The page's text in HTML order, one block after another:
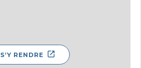
S'Y RENDRE